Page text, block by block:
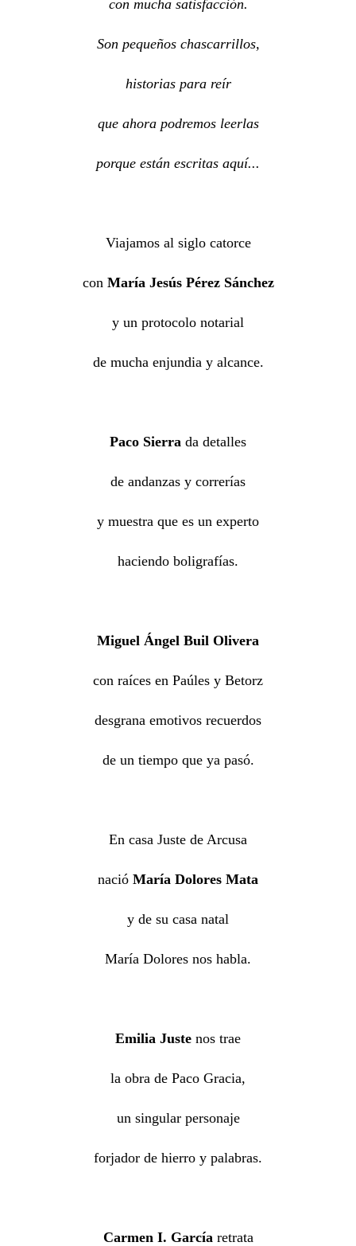
con mucha satisfacción.
Son pequeños chascarrillos,
historias para reír
que ahora podremos leerlas
porque están escritas aquí...
Viajamos al siglo catorce
con María Jesús Pérez Sánchez
y un protocolo notarial
de mucha enjundia y alcance.
Paco Sierra da detalles
de andanzas y correrías
y muestra que es un experto
haciendo boligrafías.
Miguel Ángel Buil Olivera
con raíces en Paúles y Betorz
desgrana emotivos recuerdos
de un tiempo que ya pasó.
En casa Juste de Arcusa
nació María Dolores Mata
y de su casa natal
María Dolores nos habla.
Emilia Juste nos trae
la obra de Paco Gracia,
un singular personaje
forjador de hierro y palabras.
Carmen I. García retrata